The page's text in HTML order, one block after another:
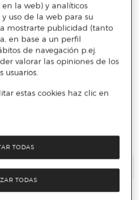
la web) y analíticos
uso de la web para su
mostrarte publicidad (tanto
en base a un perfil
de navegación p.ej.
valorar las opiniones de los
usuarios.
estas cookies haz clic en
TODAS
TODAS